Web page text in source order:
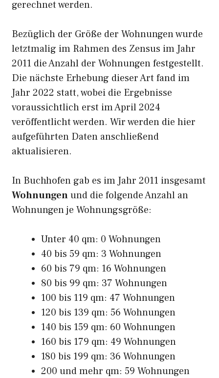
gerechnet werden.
Bezüglich der Größe der Wohnungen wurde
letztmalig im Rahmen des Zensus im Jahr
2011 die Anzahl der Wohnungen festgestellt.
Die nächste Erhebung dieser Art fand im
Jahr 2022 statt, wobei die Ergebnisse
voraussichtlich erst im April 2024
veröffentlicht werden. Wir werden die hier
aufgeführten Daten anschließend
aktualisieren.
In Buchhofen gab es im Jahr 2011 insgesamt
Wohnungenund die folgende Anzahl an
Wohnungen je Wohnungsgröße:
Unter 40 qm: 0 Wohnungen
40 bis 59 qm: 3 Wohnungen
60 bis 79 qm: 16 Wohnungen
80 bis 99 qm: 37 Wohnungen
100 bis 119 qm: 47 Wohnungen
120 bis 139 qm: 56 Wohnungen
140 bis 159 qm: 60 Wohnungen
160 bis 179 qm: 49 Wohnungen
180 bis 199 qm: 36 Wohnungen
200 und mehr qm: 59 Wohnungen